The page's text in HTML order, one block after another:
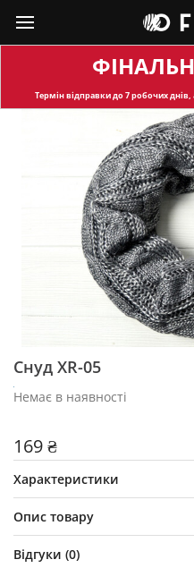
Термін відправкидо 7 робочих днів,
Снуд XR-05
Немає в наявності
169 ₴
Характеристики
Опис товару
Відгуки (0)